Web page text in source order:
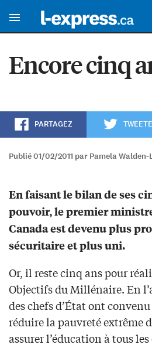
Encore cinq
PARTAGEZ
Publié 01/02/2011 par Pamela
En faisant le bilan de ses
pouvoir, le premier
Canada est devenu plus
sécuritaire et plus uni.
Or, il reste cinq ans pour
Objectifs du Millénaire. En
des chefs d’État ont
réduire la pauvreté extrême
assurer l’éducation à tous